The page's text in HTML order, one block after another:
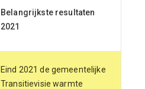
Belangrijkste resultaten
2021
Eind 2021 de gemeentelijke
Transitievisie warmte